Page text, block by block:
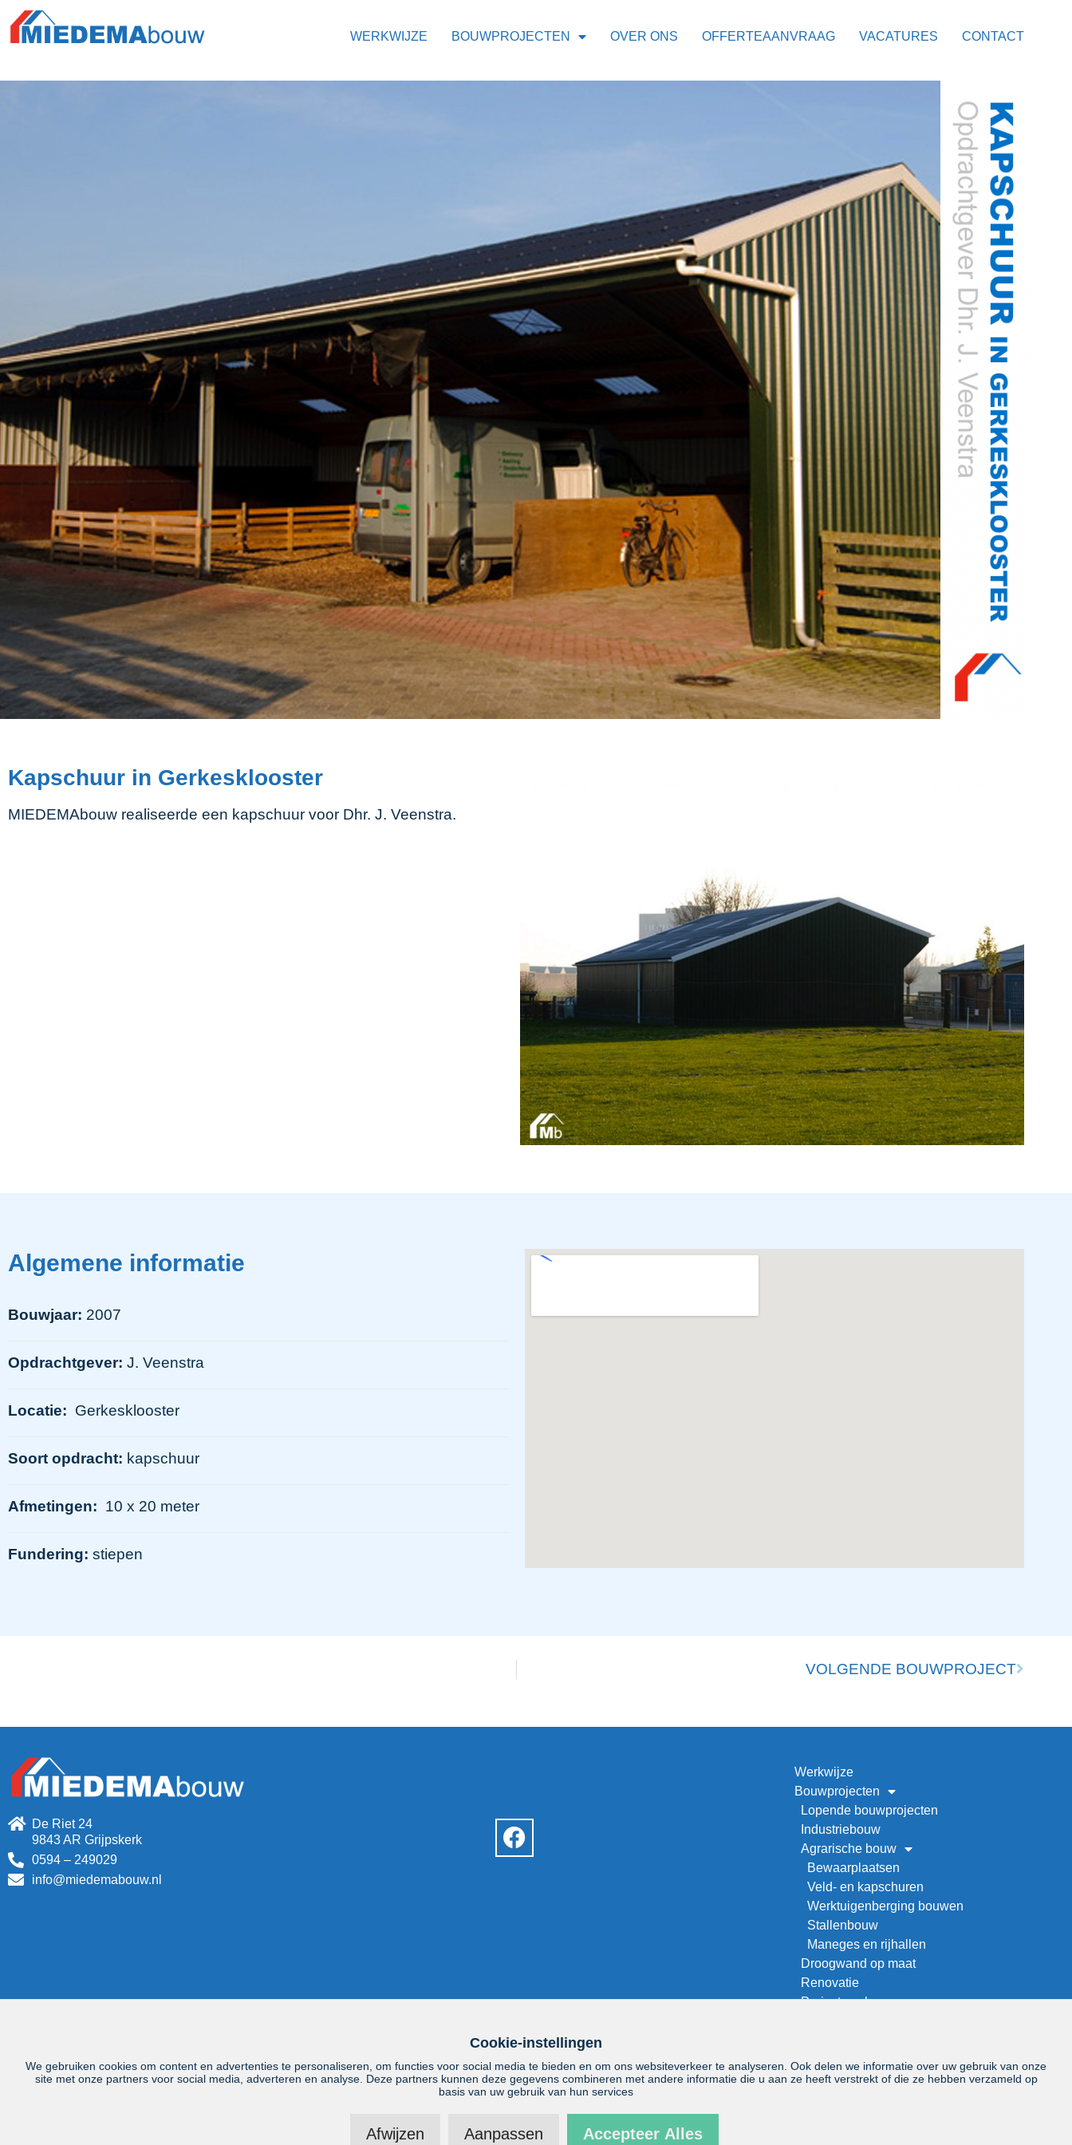
WERKWIJZE BOUWPROJECTEN OVER ONS OFFERTEAANVRAAG VACATURES CONTACT
Kapschuur in Gerkesklooster
MIEDEMAbouw realiseerde een kapschuur voor Dhr. J. Veenstra.
Algemene informatie
Bouwjaar: 2007
Opdrachtgever: J. Veenstra
Locatie: Gerkesklooster
Soort opdracht: kapschuur
Afmetingen: 10 x 20 meter
Fundering: stiepen
VOLGENDE BOUWPROJECT
De Riet 24
9843 AR Grijpskerk
0594 – 249029
info@miedemabouw.nl
Werkwijze
Bouwprojecten
Lopende bouwprojecten
Industriebouw
Agrarische bouw
Bewaarplaatsen
Veld- en kapschuren
Werktuigenberging bouwen
Stallenbouw
Maneges en rijhallen
Droogwand op maat
Renovatie
Project zoeken
Vacatures
Contact
Cookie-instellingen
We gebruiken cookies om content en advertenties te personaliseren, om functies voor social media te bieden en om ons websiteverkeer te analyseren. Ook delen we informatie over uw gebruik van onze
site met onze partners voor social media, adverteren en analyse. Deze partners kunnen deze gegevens combineren met andere informatie die u aan ze heeft verstrekt of die ze hebben verzameld op
basis van uw gebruik van hun services
Afwijzen Aanpassen Accepteer Alles